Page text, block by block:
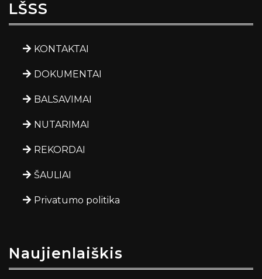
LŠSS
KONTAKTAI
DOKUMENTAI
BALSAVIMAI
NUTARIMAI
REKORDAI
ŠAULIAI
Privatumo politika
Naujienlaiškis